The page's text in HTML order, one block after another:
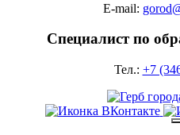
E-mail:
Специалист по
Тел.: +7